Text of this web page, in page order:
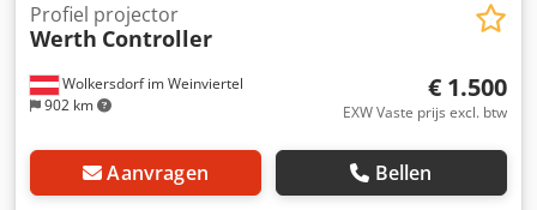
Wolkersdorf im Weinviertel
902 km
Profiel projector
Werth Controller
€ 1.500
EXW Vaste prijs excl. btw
Aanvragen Bellen